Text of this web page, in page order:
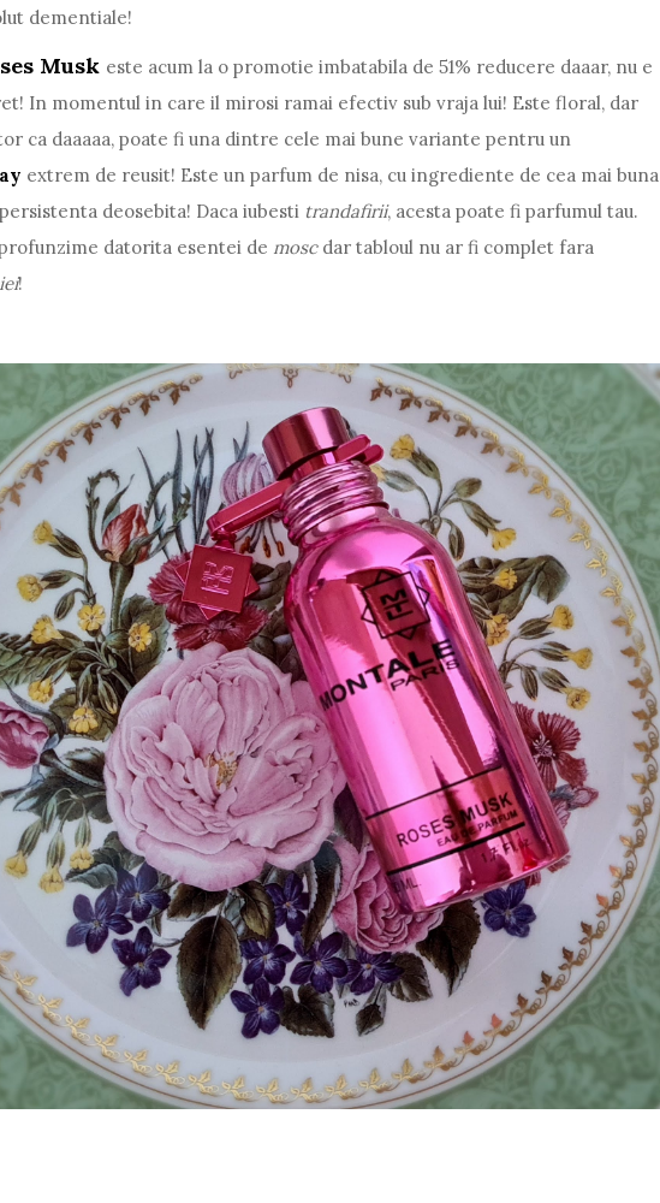
dementiale!
Musk este acum la o promotie imbatabila de 51% reducere daaar, nu e
In momentul in care il mirosi ramai efectiv sub vraja lui! Este floral, dar
ca daaaaa, poate fi una dintre cele mai bune variante pentru un
extrem de reusit! Este un parfum de nisa, cu ingrediente de cea mai buna
deosebita! Daca iubesti trandafirii, acesta poate fi parfumul tau.
datorita esentei de moscdar tabloul nu ar fi complet fara
!